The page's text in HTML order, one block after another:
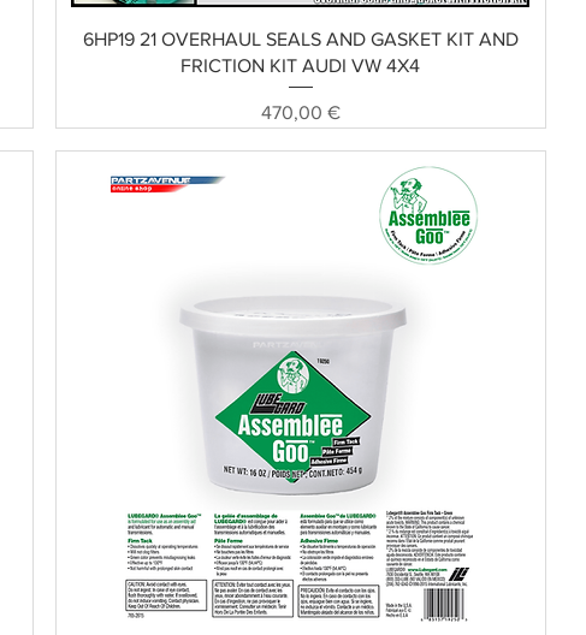
Schnellansicht
6HP19 21 OVERHAUL SEALS AND GASKET KIT AND
FRICTION KIT AUDI VW 4X4
Preis
470,00 €